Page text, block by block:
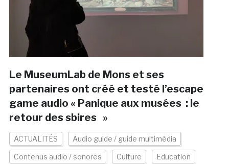
Le MuseumLab de Mons et ses
partenaires ont créé et testé l’escape
game audio « Panique aux musées : le
retour des sbires »
ACTUALITÉS Audio guide / guide multimédia
Contenus audio / sonores Culture Education